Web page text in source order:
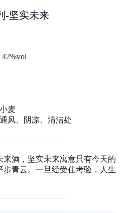
-坚实未来
麦
风、阴凉、清洁处
来酒，坚实未来寓意只有今天的
步青云。一旦经受住考验，人生